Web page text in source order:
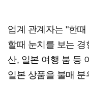
업계 관계자는 "한
할때 눈치를 보는
산, 일본 여행 붐 등
일본 상품을 불매